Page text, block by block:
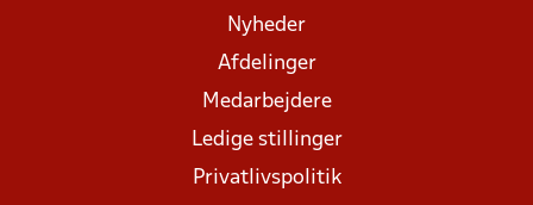
Nyheder
Afdelinger
Medarbejdere
Ledige stillinger
Privatlivspolitik